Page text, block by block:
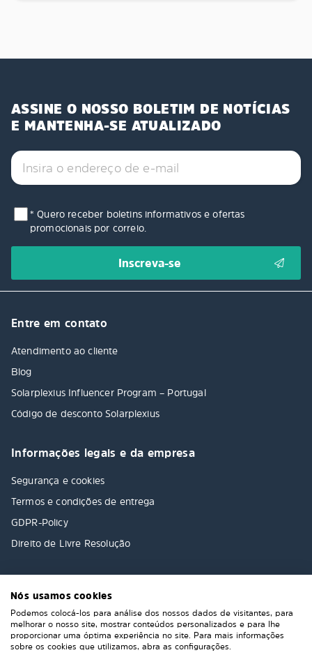
ASSINE O NOSSO BOLETIM DE NOTÍCIAS
E MANTENHA-SE ATUALIZADO
* Quero receber boletins informativos e ofertas
promocionais por correio.
Entre em contato
Atendimento ao cliente
Blog
Solarplexius Influencer Program – Portugal
Código de desconto Solarplexius
Informações legais e da empresa
Segurança e cookies
Termos e condições de entrega
GDPR-Policy
Direito de Livre Resolução
Nós usamos cookies
Podemos colocá-los para análise dos nossos dados de visitantes, para
melhorar o nosso site, mostrar conteúdos personalizados e para lhe
proporcionar uma óptima experiência no site. Para mais informações
sobre os cookies que utilizamos, abra as configurações.